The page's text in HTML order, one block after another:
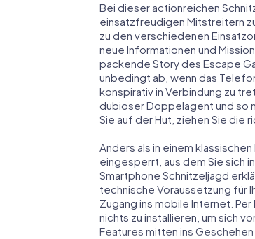
Bei dieser actionreichen
einsatzfreudigen Mitstreitern
zu den verschiedenen
neue Informationen und
packende Story des Escape
unbedingt ab, wenn das
konspirativ in Verbindung zu
dubioser Doppelagent und so
Sie auf der Hut, ziehen Sie die
Anders als in einem
eingesperrt, aus dem Sie sich
Smartphone Schnitzeljagd
technische Voraussetzung für
Zugang ins mobile Internet.
nichts zu installieren, um sich
Features mitten ins Geschehen